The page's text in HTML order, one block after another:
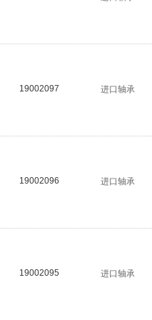
19002097 进口轴承
19002096 进口轴承
19002095 进口轴承